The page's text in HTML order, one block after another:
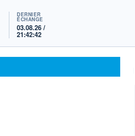
DERNIER
ÉCHANGE
03.08.26 /
21:42:42